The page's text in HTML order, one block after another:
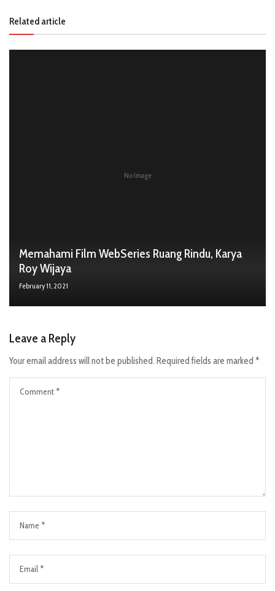
Related article
No Image
Memahami Film WebSeries Ruang Rindu, Karya
Roy Wijaya
February 11, 2021
Leave a Reply
Your email address will not be published. Required fields are marked *